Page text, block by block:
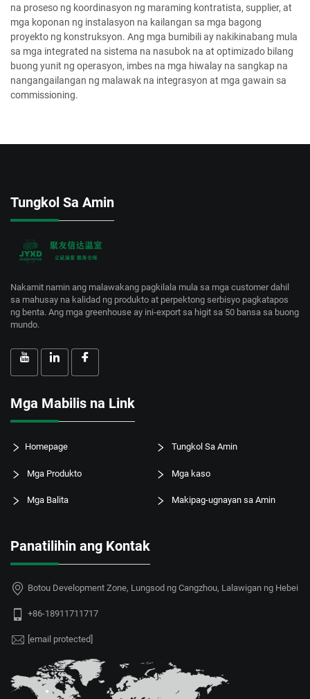
na proseso ng koordinasyon ng maraming kontratista, supplier, at
mga koponan ng instalasyon na kailangan sa mga bagong
proyekto ng konstruksyon. Ang mga bumibili ay nakikinabang mula
sa mga integrated na sistema na nasubok na at optimizado bilang
buong yunit ng operasyon, imbes na mga hiwalay na sangkap na
nangangailangan ng malawak na integrasyon at mga gawain sa
commissioning.
Tungkol Sa Amin
Nakamit namin ang malawakang pagkilala mula sa mga customer dahil
sa mahusay na kalidad ng produkto at perpektong serbisyo pagkatapos
ng benta. Ang mga greenhouse ay ini-export sa higit sa 50 bansa sa buong
mundo.
Mga Mabilis na Link
Homepage Tungkol Sa Amin
Mga Produkto Mga kaso
Mga Balita Makipag-ugnayan sa Amin
Panatilihin ang Kontak
Botou Development Zone, Lungsod ng Cangzhou, Lalawigan ng Hebei
+86-18911711717
[email protected]